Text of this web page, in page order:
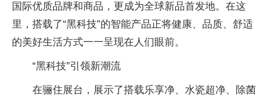
国际优质品牌和商品，更成为全球新品首发地。在这
里，搭载了“黑科技”的智能产品正将健康、品质、舒适
的美好生活方式一一呈现在人们眼前。
“黑科技”引领新潮流
在骊住展台，展示了搭载乐享净、水瓷超净、除菌